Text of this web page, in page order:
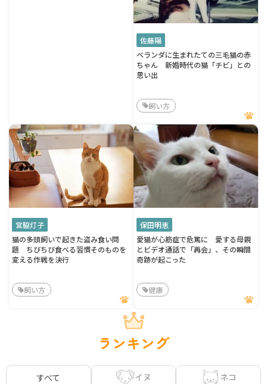
佐藤陽
ベランダに生まれたての三毛猫の赤
ちゃん 新婚時代の猫「チビ」との
思い出
飼い方
宮脇灯子
猫の多頭飼いで起きた盗み食い問
題 ちびちび食べる習慣そのものを
変える作戦を決行
飼い方
保田明恵
愛猫が心筋症で危篤に 愛する母親
とビデオ通話で「再会」、その瞬間
奇跡が起こった
健康
ランキング
すべて イヌ ネコ